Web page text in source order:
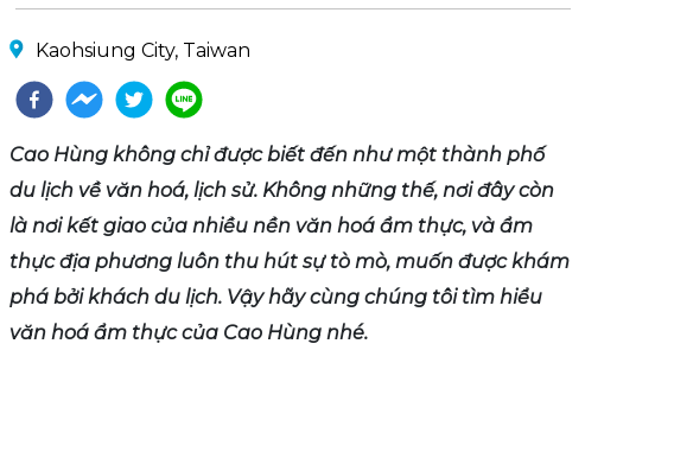
Kaohsiung City, Taiwan
Cao Hùng không chỉ được biết đến như một thành phố
du lịch về văn hoá, lịch sử. Không những thế, nơi đây còn
là nơi kết giao của nhiều nền văn hoá ẩm thực, và ẩm
thực địa phương luôn thu hút sự tò mò, muốn được khám
phá bởi khách du lịch. Vậy hãy cùng chúng tôi tìm hiểu
văn hoá ẩm thực của Cao Hùng nhé.